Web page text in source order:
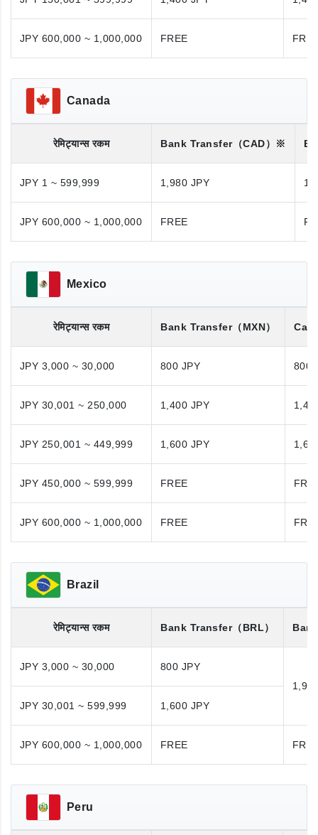
JPY 600,000 ~ 1,000,000 FREE
Canada
रेमिट्यान्स रकम Bank Transfer（CAD）※
JPY 1 ~ 599,999 1,980 JPY
JPY 600,000 ~ 1,000,000 FREE
Mexico
रेमिट्यान्स रकम Bank Transfer（MXN）
JPY 3,000 ~ 30,000 800 JPY 800
JPY 30,001 ~ 250,000 1,400 JPY
JPY 250,001 ~ 449,999 1,600 JPY
JPY 450,000 ~ 599,999 FREE
JPY 600,000 ~ 1,000,000 FREE
Brazil
रेमिट्यान्स रकम Bank Transfer（BRL）
JPY 3,000 ~ 30,000
800 JPY
JPY 30,001 ~ 599,999
1,600 JPY
JPY 600,000 ~ 1,000,000 FREE
Peru